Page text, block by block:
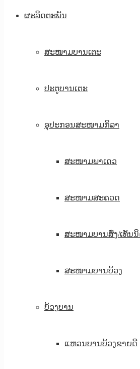
ຜະລິດຕະພັນ
ສະໜາມບານເຕະ
ປະຕູບານເຕະ
ອຸປະກອນສະໜາມກິລາ
ສະໜາມພາເດວ
ສະໜາມສະຄວດ
ສະໜາມບານສົ່ງ/ເທັນ
ສະໜາມບານບ້ວງ
ບ້ວງບານ
ແຫວນບານບ້ວງຂາຍດີ